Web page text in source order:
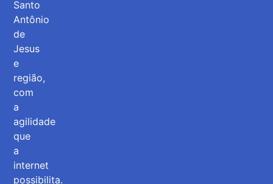
Santo
Antônio
de
Jesus
e
região,
com
a
agilidade
que
a
internet
possibilita.